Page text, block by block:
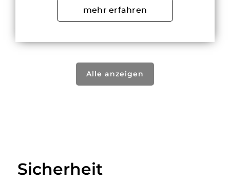
mehr erfahren
Alle anzeigen
Sicherheit